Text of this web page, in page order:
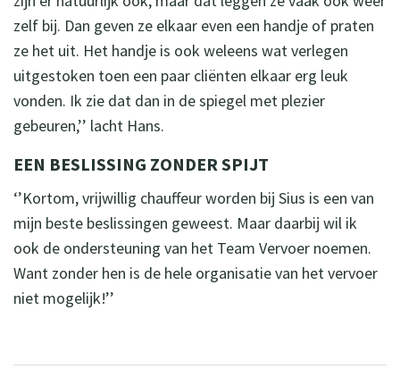
zelf bij. Dan geven ze elkaar even een handje of praten
ze het uit. Het handje is ook weleens wat verlegen
uitgestoken toen een paar cliënten elkaar erg leuk
vonden. Ik zie dat dan in de spiegel met plezier
gebeuren,’’ lacht Hans.
EEN BESLISSING ZONDER SPIJT
‘’Kortom, vrijwillig chauffeur worden bij Sius is een van
mijn beste beslissingen geweest. Maar daarbij wil ik
ook de ondersteuning van het Team Vervoer noemen.
Want zonder hen is de hele organisatie van het vervoer
niet mogelijk!’’